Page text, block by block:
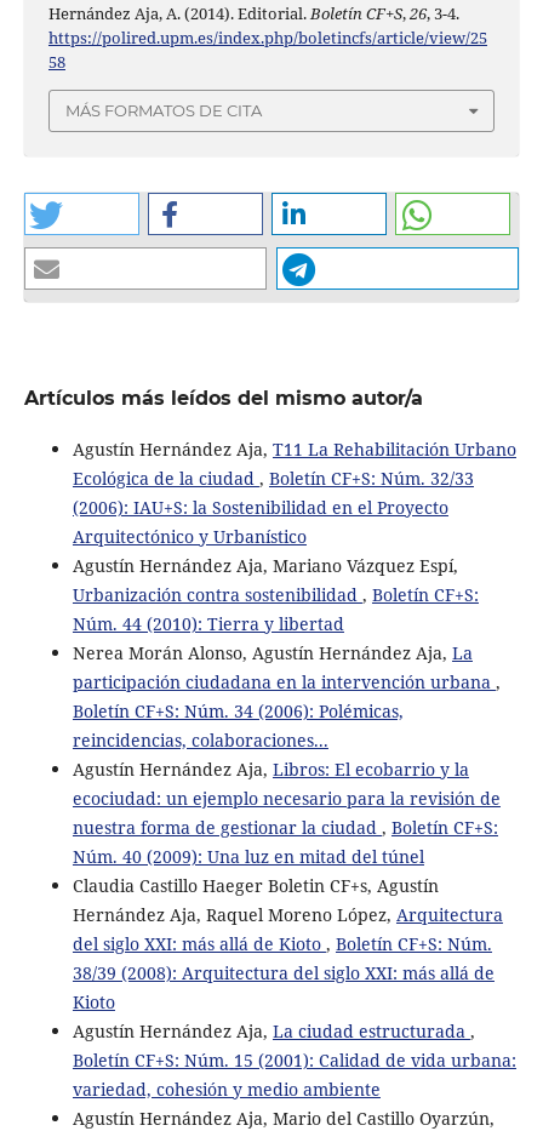
Hernández Aja, A. (2014). Editorial.Boletín CF+S,26, 3-4.
https://polired.upm.es/index.php/boletincfs/article/view/25
58
MÁS FORMATOS DE CITA
Artículos más leídos del mismo autor/a
Agustín Hernández Aja, T11 La Rehabilitación Urbano
Ecológica de la ciudad , Boletín CF+S: Núm. 32/33
(2006): IAU+S: la Sostenibilidad en el Proyecto
Arquitectónico y Urbanístico
Agustín Hernández Aja, Mariano Vázquez Espí,
Urbanización contra sostenibilidad , Boletín CF+S:
Núm. 44 (2010): Tierra y libertad
Nerea Morán Alonso, Agustín Hernández Aja, La
participación ciudadana en la intervención urbana ,
Boletín CF+S: Núm. 34 (2006): Polémicas,
reincidencias, colaboraciones...
Agustín Hernández Aja, Libros: El ecobarrio y la
ecociudad: un ejemplo necesario para la revisión de
nuestra forma de gestionar la ciudad , Boletín CF+S:
Núm. 40 (2009): Una luz en mitad del túnel
Claudia Castillo Haeger Boletin CF+s, Agustín
Hernández Aja, Raquel Moreno López, Arquitectura
del siglo XXI: más allá de Kioto , Boletín CF+S: Núm.
38/39 (2008): Arquitectura del siglo XXI: más allá de
Kioto
Agustín Hernández Aja, La ciudad estructurada ,
Boletín CF+S: Núm. 15 (2001): Calidad de vida urbana:
variedad, cohesión y medio ambiente
Agustín Hernández Aja, Mario del Castillo Oyarzún,